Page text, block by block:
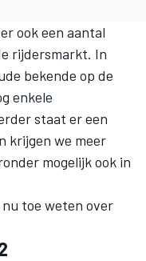
ook een aantal
rijdersmarkt. In
bekende op de
enkele
staat er een
krijgen we meer
mogelijk ook in
toe weten over